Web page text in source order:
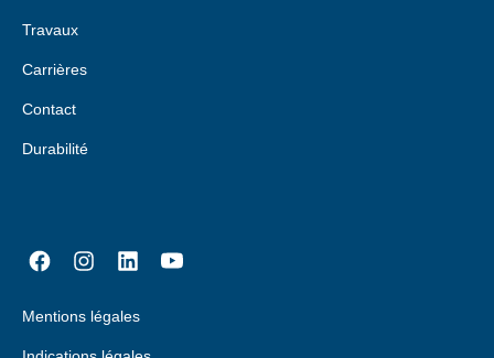
Travaux
Carrières
Contact
Durabilité
Mentions légales